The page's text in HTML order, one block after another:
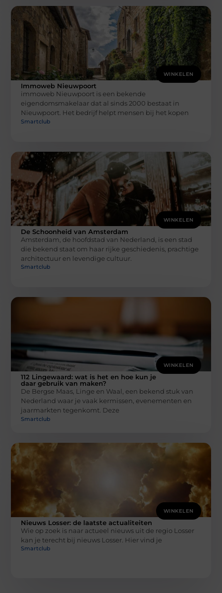
WINKELEN
Immoweb Nieuwpoort
immoweb Nieuwpoort is een bekende
eigendomsmakelaar dat al sinds 2000 bestaat in
Nieuwpoort. Het bedrijf helpt mensen bij het kopen
Smartclub
WINKELEN
De Schoonheid van Amsterdam
Amsterdam, de hoofdstad van Nederland, is een stad
die bekend staat om haar rijke geschiedenis, prachtige
architectuur en levendige cultuur.
Smartclub
WINKELEN
112 Lingewaard: wat is het en hoe kun je
daar gebruik van maken?
De Bergse Maas, Linge en Waal, een bekend stuk van
Nederland waar je vaak kermissen, evenementen en
jaarmarkten tegenkomt. Deze
Smartclub
WINKELEN
Nieuws Losser: de laatste actualiteiten
Wie op zoek is naar actueel nieuws uit de regio Losser
kan je terecht bij nieuws Losser. Hier vind je
Smartclub